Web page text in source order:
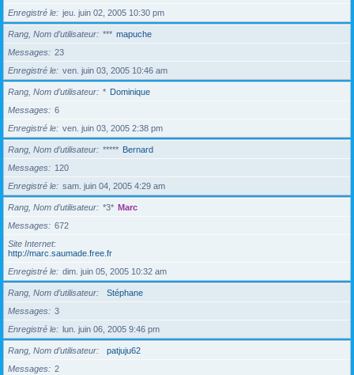
Enregistré le
jeu. juin 02, 2005 10:30 pm
Rang, Nom d’utilisateur *** mapuche
Messages
23
Enregistré le
ven. juin 03, 2005 10:46 am
Rang, Nom d’utilisateur * Dominique
Messages
6
Enregistré le
ven. juin 03, 2005 2:38 pm
Rang, Nom d’utilisateur ***** Bernard
Messages
120
Enregistré le
sam. juin 04, 2005 4:29 am
Rang, Nom d’utilisateur *3* Marc
Messages
672
Site Internet
http://marc.saumade.free.fr
Enregistré le
dim. juin 05, 2005 10:32 am
Rang, Nom d’utilisateur
Stéphane
Messages
3
Enregistré le
lun. juin 06, 2005 9:46 pm
Rang, Nom d’utilisateur
patjuju62
Messages
2